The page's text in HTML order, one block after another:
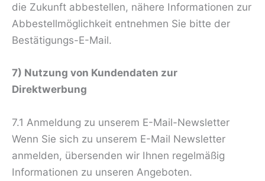
die Zukunft abbestellen, nähere Informationen zur
Abbestellmöglichkeit entnehmen Sie bitte der
Bestätigungs-E-Mail.
7) Nutzung von Kundendaten zur
Direktwerbung
7.1 Anmeldung zu unserem E-Mail-Newsletter
Wenn Sie sich zu unserem E-Mail Newsletter
anmelden, übersenden wir Ihnen regelmäßig
Informationen zu unseren Angeboten.